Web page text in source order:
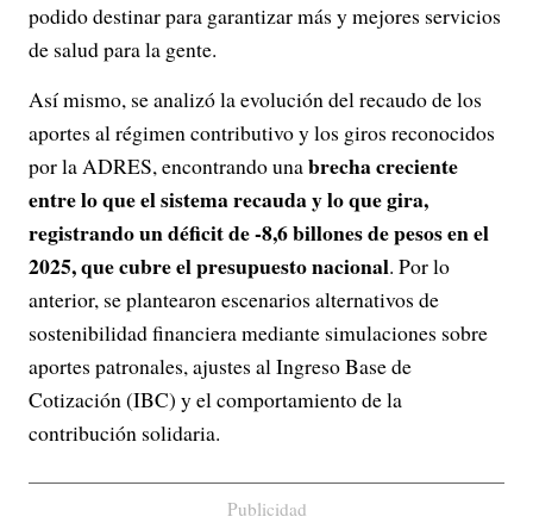
podido destinar para garantizar más y mejores servicios
de salud para la gente.
Así mismo, se analizó la evolución del recaudo de los
aportes al régimen contributivo y los giros reconocidos
por la ADRES, encontrando unabrecha creciente
entre lo que el sistema recauda y lo que gira,
registrando un déficit de -8,6 billones de pesos en el
2025, que cubre el presupuesto nacional. Por lo
anterior, se plantearon escenarios alternativos de
sostenibilidad financiera mediante simulaciones sobre
aportes patronales, ajustes al Ingreso Base de
Cotización (IBC) y el comportamiento de la
contribución solidaria.
Publicidad